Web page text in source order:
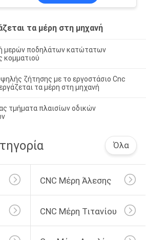
τα μέρη στη μηχανή
μερών ποδηλάτων κατώτατων
κομματιού
ζήτησης με το εργοστάσιο Cnc
τα μέρη στη μηχανή
τμήματα πλαισίων οδικών
Όλα
CNC Μέρη Άλεσης
CNC Μέρη Τιτανίου